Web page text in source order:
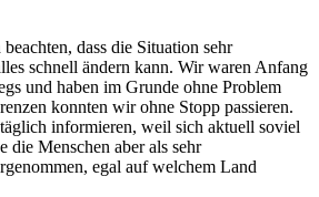
dass die Situation sehr
schnell ändern kann. Wir waren Anfang
und haben im Grunde ohne Problem
konnten wir ohne Stopp passieren.
informieren, weil sich aktuell soviel
die Menschen aber als sehr
egal auf welchem Land